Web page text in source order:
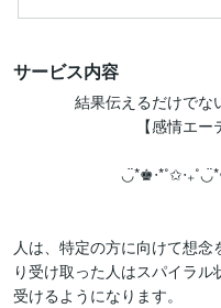
サービス内容
結果伝えるだけでない
【感情エーテルコ
人は、特定の方に向けて想
り受け取った人はスパイラル
受けるようになります。